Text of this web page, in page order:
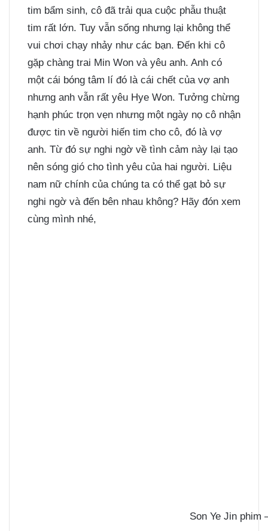
tim bẩm sinh, cô đã trải qua cuộc phẫu thuật
tim rất lớn. Tuy vẫn sống nhưng lại không thể
vui chơi chạy nhảy như các bạn. Đến khi cô
gặp chàng trai Min Won và yêu anh. Anh có
một cái bóng tâm lí đó là cái chết của vợ anh
nhưng anh vẫn rất yêu Hye Won. Tưởng chừng
hạnh phúc trọn vẹn nhưng một ngày nọ cô nhận
được tin về người hiến tim cho cô, đó là vợ
anh. Từ đó sự nghi ngờ về tình cảm này lại tạo
nên sóng gió cho tình yêu của hai người. Liệu
nam nữ chính của chúng ta có thể gạt bỏ sự
nghi ngờ và đến bên nhau không? Hãy đón xem
cùng mình nhé,
Son Ye Jin phim